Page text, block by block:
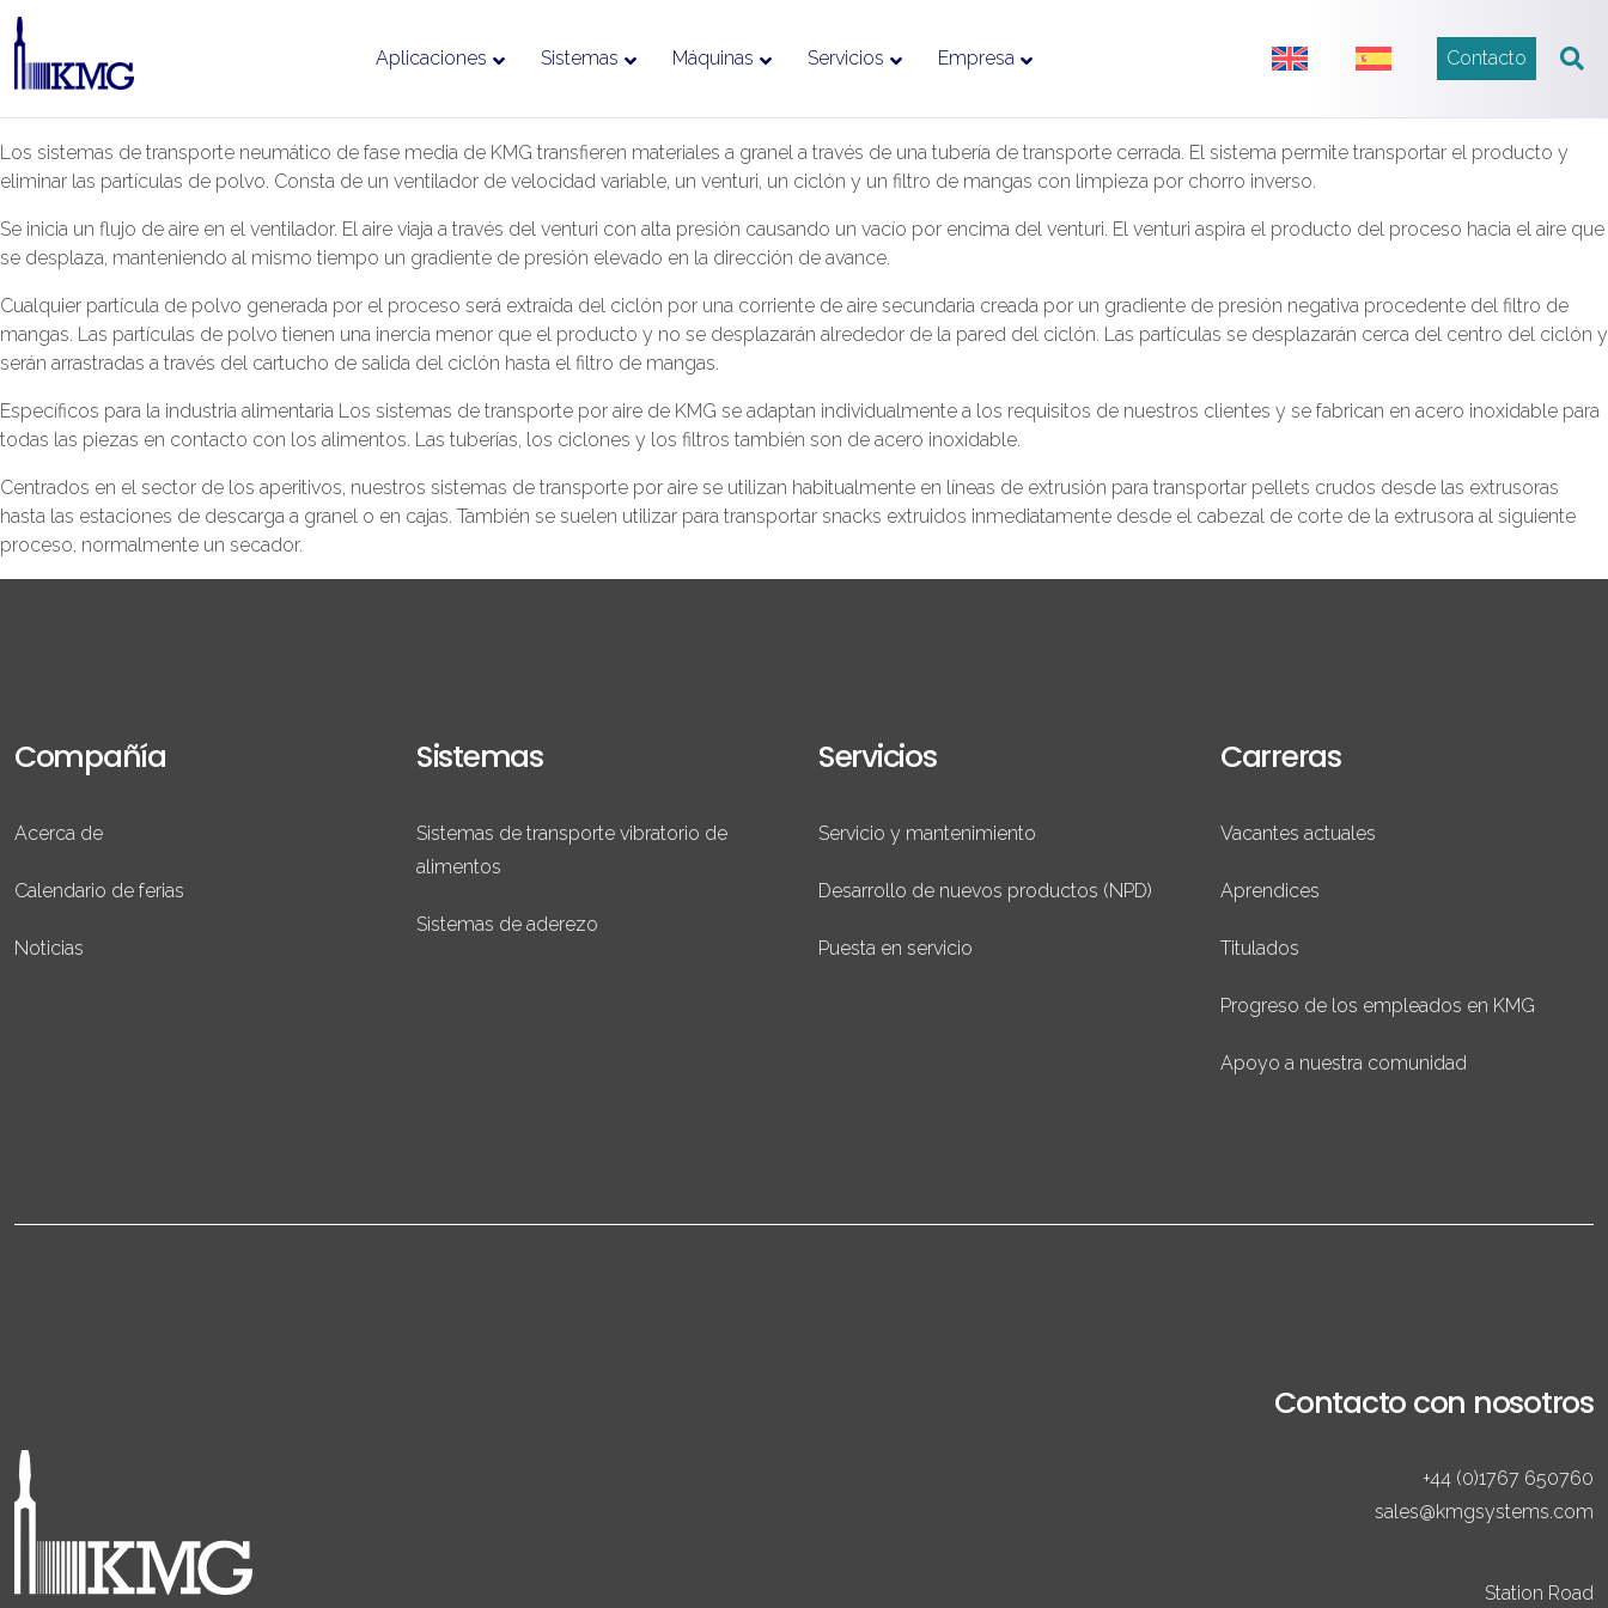
al
Aplicaciones Sistemas Máquinas Servicios Empresa Contacto
Los sistemas de transporte neumático de fase media de KMG transfieren materiales a granel a través de una tubería de transporte cerrada. El sistema permite transportar el producto y
eliminar las partículas de polvo. Consta de un ventilador de velocidad variable, un venturi, un ciclón y un filtro de mangas con limpieza por chorro inverso.
Se inicia un flujo de aire en el ventilador. El aire viaja a través del venturi con alta presión causando un vacío por encima del venturi. El venturi aspira el producto del proceso hacia el aire que
se desplaza, manteniendo al mismo tiempo un gradiente de presión elevado en la dirección de avance.
Cualquier partícula de polvo generada por el proceso será extraída del ciclón por una corriente de aire secundaria creada por un gradiente de presión negativa procedente del filtro de
mangas. Las partículas de polvo tienen una inercia menor que el producto y no se desplazarán alrededor de la pared del ciclón. Las partículas se desplazarán cerca del centro del ciclón y
serán arrastradas a través del cartucho de salida del ciclón hasta el filtro de mangas.
Específicos para la industria alimentaria Los sistemas de transporte por aire de KMG se adaptan individualmente a los requisitos de nuestros clientes y se fabrican en acero inoxidable para
todas las piezas en contacto con los alimentos. Las tuberías, los ciclones y los filtros también son de acero inoxidable.
Centrados en el sector de los aperitivos, nuestros sistemas de transporte por aire se utilizan habitualmente en líneas de extrusión para transportar pellets crudos desde las extrusoras
hasta las estaciones de descarga a granel o en cajas. También se suelen utilizar para transportar snacks extruidos inmediatamente desde el cabezal de corte de la extrusora al siguiente
proceso, normalmente un secador.
Compañía
Acerca de
Calendario de ferias
Noticias
Sistemas
Sistemas de transporte vibratorio de
alimentos
Sistemas de aderezo
Servicios
Servicio y mantenimiento
Desarrollo de nuevos productos (NPD)
Puesta en servicio
Carreras
Vacantes actuales
Aprendices
Titulados
Progreso de los empleados en KMG
Apoyo a nuestra comunidad
Contacto con nosotros
+44 (0)1767 650760
sales@kmgsystems.com
Station Road